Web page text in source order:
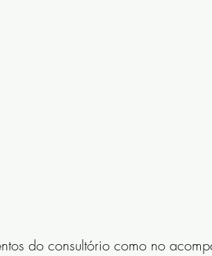
do consultório como no